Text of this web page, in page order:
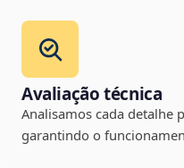
Avaliação técnica
Analisamos cada detalhe
garantindo o